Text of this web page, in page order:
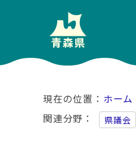
ホーム
関連分野
県議会